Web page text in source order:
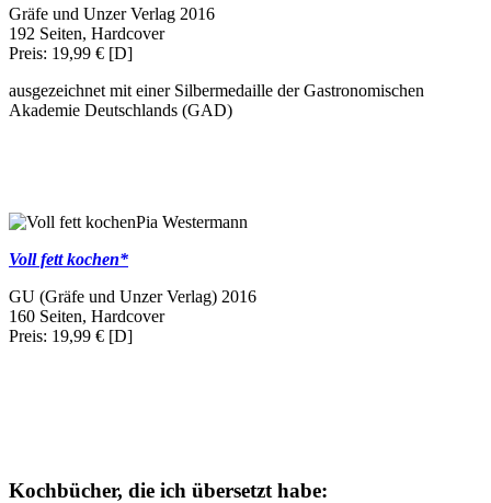
Gräfe und Unzer Verlag 2016
192 Seiten, Hardcover
Preis: 19,99 € [D]
ausgezeichnet mit einer Silbermedaille der Gastronomischen
Akademie Deutschlands (GAD)
Pia Westermann
Voll fett kochen*
GU (Gräfe und Unzer Verlag) 2016
160 Seiten, Hardcover
Preis: 19,99 € [D]
Kochbücher, die ich übersetzt habe: